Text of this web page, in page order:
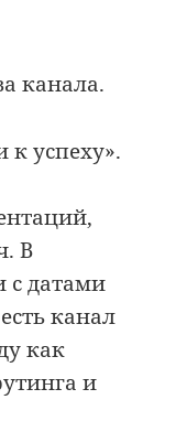
канала.
к успеху».
В
с датами
канал
как
и